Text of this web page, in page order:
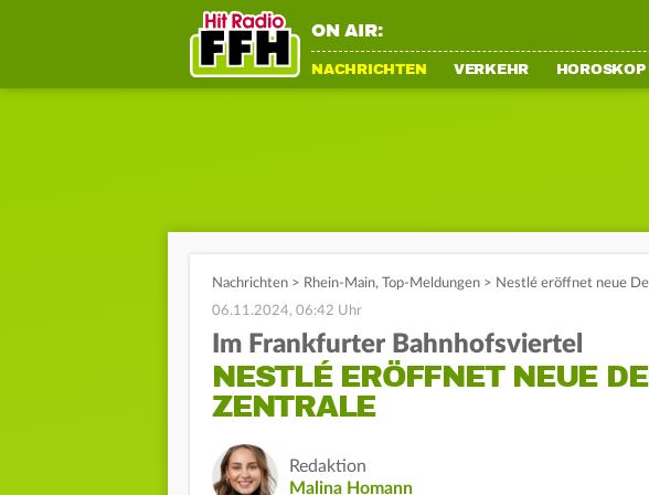
ON AIR:
NACHRICHTEN VERKEHR HOROSKOP
Nachrichten > Rhein-Main, Top-Meldungen > Nestlé eröffnet neue
06.11.2024, 06:42 Uhr
Im Frankfurter Bahnhofsviertel
NESTLÉ ERÖFFNET NEUE
ZENTRALE
Redaktion
Malina Homann